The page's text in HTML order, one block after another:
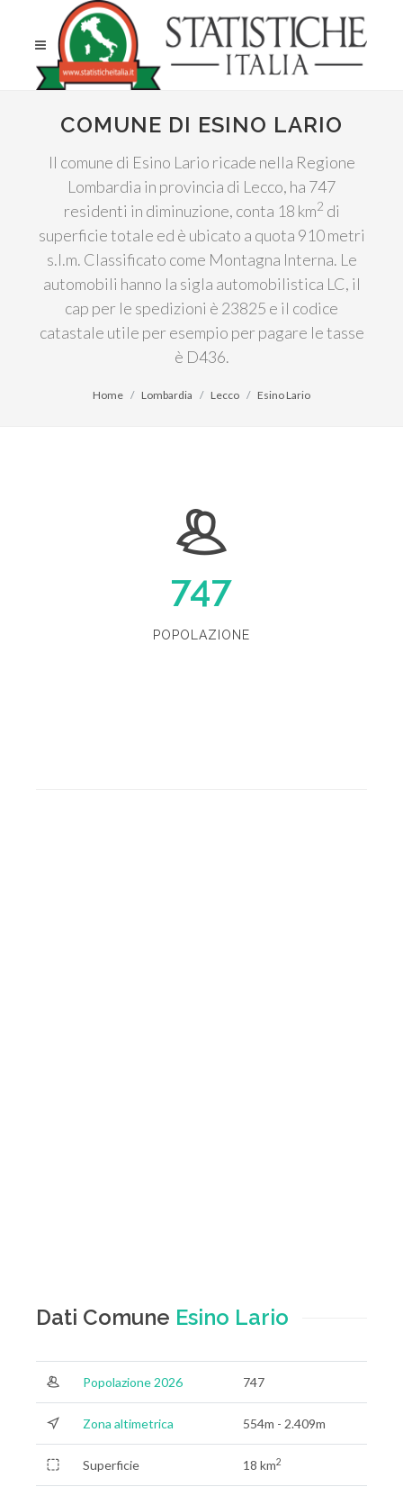
COMUNE DI ESINO LARIO
Il comune di Esino Lario ricade nella Regione
Lombardia in provincia di Lecco, ha 747
residenti in diminuzione, conta 18 km2 di
superficie totale ed è ubicato a quota 910 metri
s.l.m. Classificato come Montagna Interna. Le
automobili hanno la sigla automobilistica LC, il
cap per le spedizioni è 23825 e il codice
catastale utile per esempio per pagare le tasse
è D436.
Home Lombardia Lecco Esino Lario
747
POPOLAZIONE
Dati Comune Esino Lario
Popolazione 2026 747
Zona altimetrica 554m - 2.409m
Superficie 18 km2